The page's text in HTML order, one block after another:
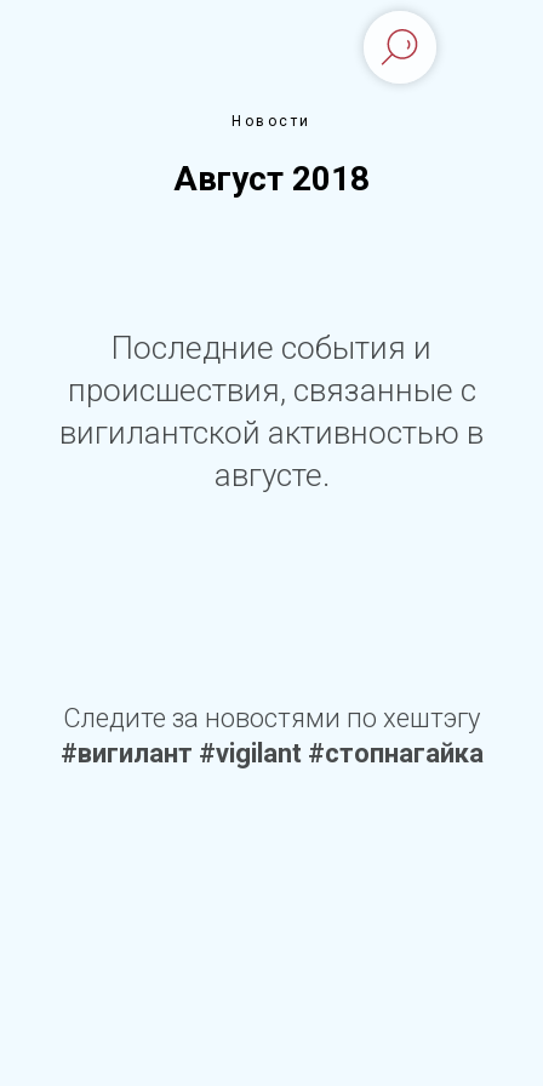
Новости
Август 2018
Последние события и
происшествия, связанные с
вигилантской активностью в
августе.
Следите за новостями по хештэгу
#вигилант #vigilant #стопнагайка